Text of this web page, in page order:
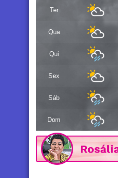
Ter
Qua
Qui
Sex
Sáb
Dom